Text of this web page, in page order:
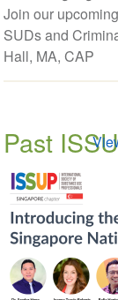
Join our
SUDs and
Hall, MA, CAP
Past